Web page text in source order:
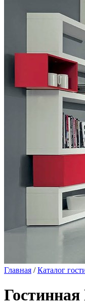
Главная /Каталог